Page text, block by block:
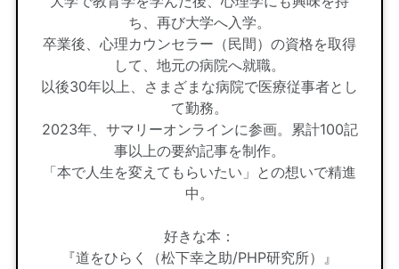
ち、再び大学へ入学。
卒業後、心理カウンセラー（民間）の資格を取得
して、地元の病院へ就職。
以後30年以上、さまざまな病院で医療従事者とし
て勤務。
2023年、サマリーオンラインに参画。累計100記
事以上の要約記事を制作。
「本で人生を変えてもらいたい」との想いで精進
中。
好きな本：
『道をひらく（松下幸之助/PHP研究所）』